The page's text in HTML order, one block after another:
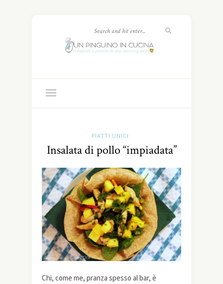
PIATTI UNICI
Insalata di pollo “impiadata”
Chi, come me, pranza spesso al bar, è